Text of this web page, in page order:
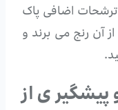
ترشحات اضافی پاک
آن رنج می برند و
از